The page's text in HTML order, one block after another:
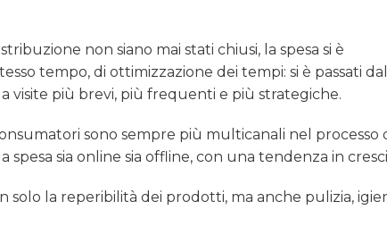
non siano mai stati chiusi, la spesa si è
tempo, di ottimizzazione dei tempi: si è passati dal
visite più brevi, più frequenti e più strategiche.
sono sempre più multicanali nel processo
sia online sia offline, con una tendenza in
la reperibilità dei prodotti, ma anche pulizia,